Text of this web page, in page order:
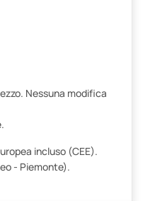
Nessuna modifica
incluso (CEE).
- Piemonte).